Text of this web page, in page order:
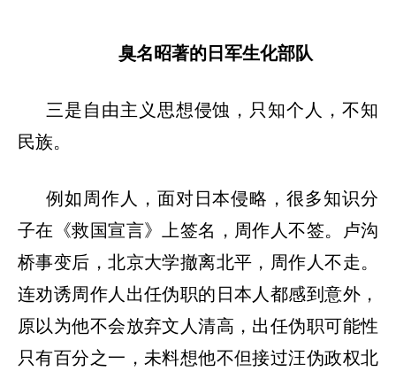
臭名昭著的日军生化部队
三是自由主义思想侵蚀，只知个人，不知
民族。
例如周作人，面对日本侵略，很多知识分
子在《救国宣言》上签名，周作人不签。卢沟
桥事变后，北京大学撤离北平，周作人不走。
连劝诱周作人出任伪职的日本人都感到意外，
原以为他不会放弃文人清高，出任伪职可能性
只有百分之一，未料想他不但接过汪伪政权北